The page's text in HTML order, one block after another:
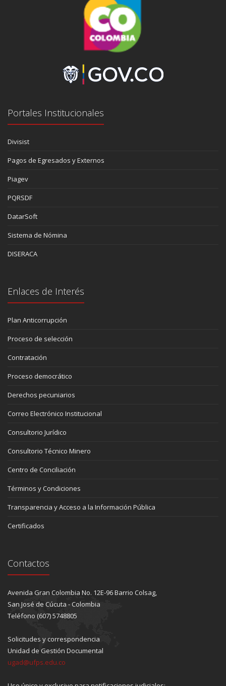
Portales Institucionales
Divisist
Pagos de Egresados y Externos
Piagev
PQRSDF
DatarSoft
Sistema de Nómina
DISERACA
Enlaces de Interés
Plan Anticorrupción
Proceso de selección
Contratación
Proceso democrático
Derechos pecuniarios
Correo Electrónico Institucional
Consultorio Jurídico
Consultorio Técnico Minero
Centro de Conciliación
Términos y Condiciones
Transparencia y Acceso a la Información Pública
Certificados
Contactos
Avenida Gran Colombia No. 12E-96 Barrio Colsag,
San José de Cúcuta - Colombia
Teléfono (607) 5748805
Solicitudes y correspondencia
Unidad de Gestión Documental
ugad@ufps.edu.co